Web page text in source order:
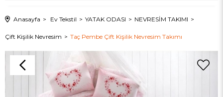
Anasayfa Ev Tekstil YATAK ODASI NEVRESİM TAKIMI
Çift Kişilik Nevresim Taç Pembe Çift Kişilik Nevresim Takımı